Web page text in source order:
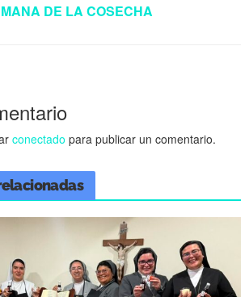
DE LA COSECHA
conectado para publicar un comentario.